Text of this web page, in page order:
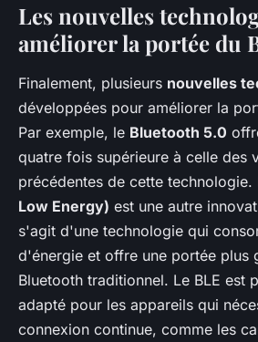
Les nouvelles
améliorer la portée du
Finalement, plusieurs nouvelles
développées pour améliorer la
Par exemple, le Bluetooth 5.0
quatre fois supérieure à celle des
précédentes de cette technologie.
Low Energy) est une autre
s'agit d'une technologie qui
d'énergie et offre une portée plus
Bluetooth traditionnel. Le BLE est
adapté pour les appareils qui
connexion continue, comme les